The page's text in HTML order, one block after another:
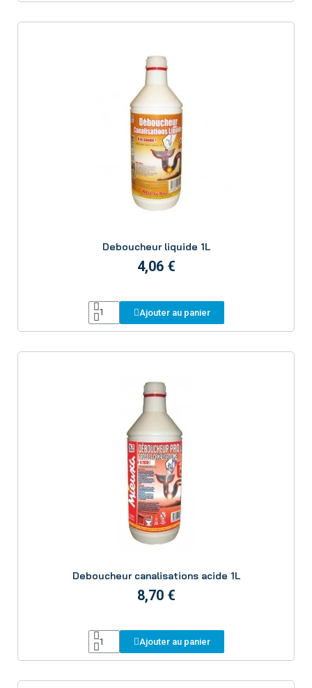
Deboucheur liquide 1L
4,06 €
Ajouter au panier
Deboucheur canalisations acide 1L
8,70 €
Ajouter au panier